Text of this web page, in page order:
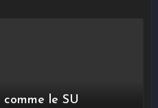
comme le SU